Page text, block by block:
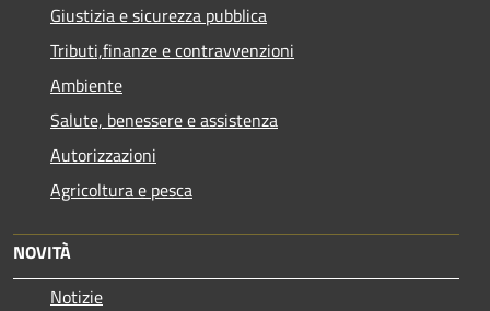
Giustizia e sicurezza pubblica
Tributi,finanze e contravvenzioni
Ambiente
Salute, benessere e assistenza
Autorizzazioni
Agricoltura e pesca
NOVITÀ
Notizie